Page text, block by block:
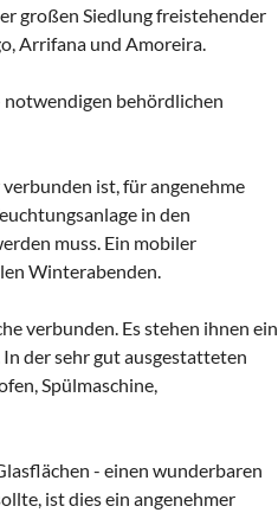
großen Siedlung freistehender
Arrifana und Amoreira.
behördlichen
ist, für angenehme
in den
muss. Ein mobiler
Winterabenden.
verbunden. Es stehen ihnen ein
der sehr gut ausgestatteten
Spülmaschine,
- einen wunderbaren
ist dies ein angenehmer